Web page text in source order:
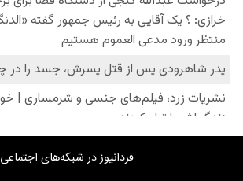
فردانیوز در شبکه‌های اجتماعی